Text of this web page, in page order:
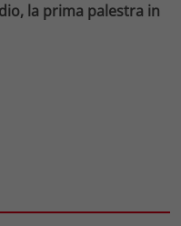
la prima palestra in